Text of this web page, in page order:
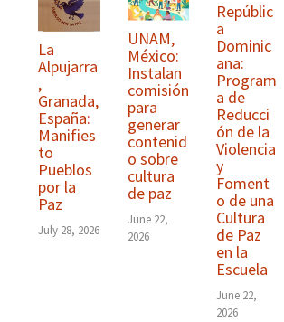
La
Alpujarra
,
Granada,
España:
Manifies
to
Pueblos
por la
Paz
July 28, 2026
UNAM,
México:
Instalan
comisión
para
generar
contenid
o sobre
cultura
de paz
June 22,
2026
Repúblic
a
Dominic
ana:
Program
a de
Reducci
ón de la
Violencia
y
Foment
o de una
Cultura
de Paz
en la
Escuela
June 22,
2026